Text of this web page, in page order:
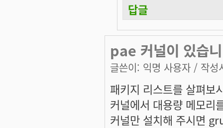
답글
pae 커널이 있습
글쓴이: 익명 사용자 / 작성
패키지 리스트를 살펴
커널에서 대용량 메모
커널만 설치해 주시면